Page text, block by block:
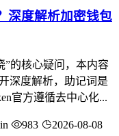
深度解析加密钱包
”的核心疑问，本内容
深度解析，助记词是
官方遵循去中心化...
983 2026-08-08